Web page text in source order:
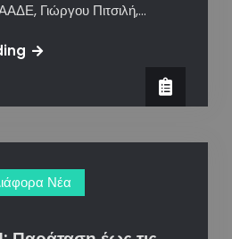
Γιώργου Πιτσιλή,…
Σε
δήλωσης
για
διασύνδεση
Νέα